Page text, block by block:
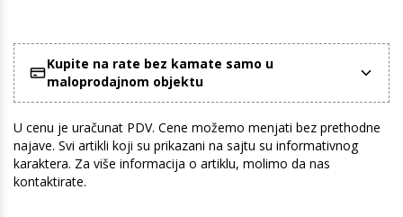
Kupite na rate bez kamate samo u
maloprodajnom objektu
U cenu je uračunat PDV. Cene možemo menjati bez prethodne
najave. Svi artikli koji su prikazani na sajtu su informativnog
karaktera. Za više informacija o artiklu, molimo da nas
kontaktirate.